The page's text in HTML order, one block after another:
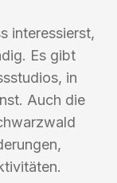
interessierst,
Es gibt
in
Auch die